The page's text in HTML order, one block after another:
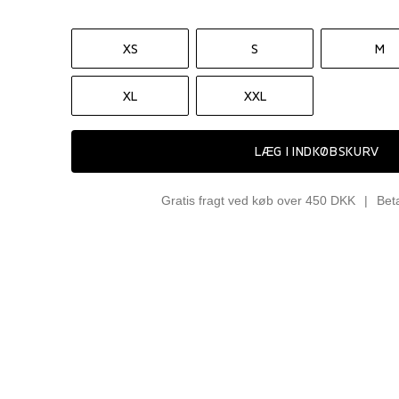
XS S M
XL XXL
LÆG I INDKØBSKURV
Gratis fragt ved køb over 450 DKK